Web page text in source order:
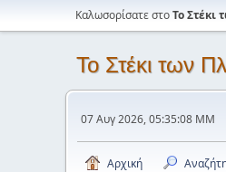
Καλωσορίσατε στοΤο Στέκι
Το Στέκι των
07 Αυγ 2026, 05:35:08 ΜΜ
Αρχική